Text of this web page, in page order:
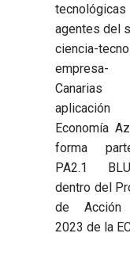
agentes del
ciencia-
Economía
forma
PA2.1
dentro del
de Acción
2023 de la